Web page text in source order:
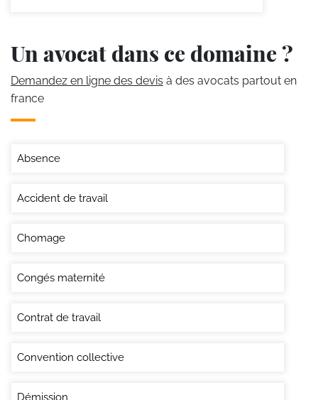
Un avocat dans ce domaine ?
Demandez en ligne des devis à des avocats partout en
france
Absence
Accident de travail
Chomage
Congés maternité
Contrat de travail
Convention collective
Démission